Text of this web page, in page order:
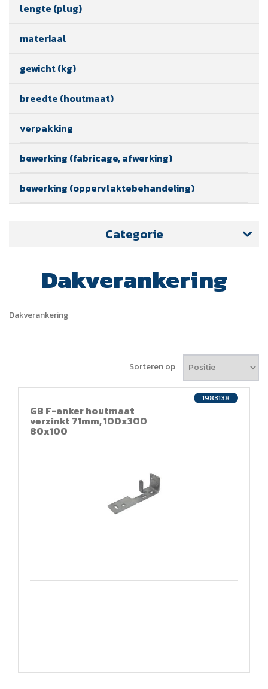
lengte (plug)
materiaal
gewicht (kg)
breedte (houtmaat)
verpakking
bewerking (fabricage, afwerking)
bewerking (oppervlaktebehandeling)
Categorie
Dakverankering
Dakverankering
Sorteren op
GB F-anker houtmaat
verzinkt 71mm, 100x300
80x100
1983138